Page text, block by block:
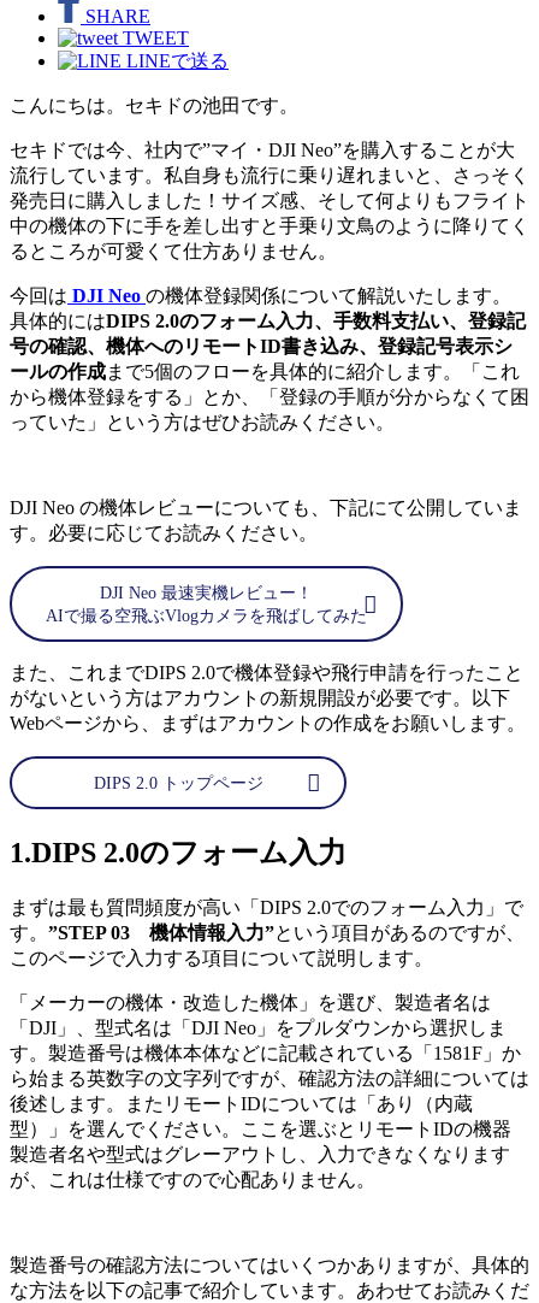
SHARE
TWEET
LINEで送る
こんにちは。セキドの池田です。
セキドでは今、社内で”マイ・DJI Neo”を購入することが大
流行しています。私自身も流行に乗り遅れまいと、さっそく
発売日に購入しました！サイズ感、そして何よりもフライト
中の機体の下に手を差し出すと手乗り文鳥のように降りてく
るところが可愛くて仕方ありません。
今回は DJI Neo の機体登録関係について解説いたします。
具体的にはDIPS 2.0のフォーム入力、手数料支払い、登録記
号の確認、機体へのリモートID書き込み、登録記号表示シ
ールの作成まで5個のフローを具体的に紹介します。「これ
から機体登録をする」とか、「登録の手順が分からなくて困
っていた」という方はぜひお読みください。
DJI Neo の機体レビューについても、下記にて公開していま
す。必要に応じてお読みください。
DJI Neo 最速実機レビュー！
AIで撮る空飛ぶVlogカメラを飛ばしてみた
また、これまでDIPS 2.0で機体登録や飛行申請を行ったこと
がないという方はアカウントの新規開設が必要です。以下
Webページから、まずはアカウントの作成をお願いします。
DIPS 2.0 トップページ
1.DIPS 2.0のフォーム入力
まずは最も質問頻度が高い「DIPS 2.0でのフォーム入力」で
す。 ”STEP 03 機体情報入力”という項目があるのですが、
このページで入力する項目について説明します。
「メーカーの機体・改造した機体」を選び、製造者名は
「DJI」、型式名は「DJI Neo」をプルダウンから選択しま
す。製造番号は機体本体などに記載されている「1581F」か
ら始まる英数字の文字列ですが、確認方法の詳細については
後述します。またリモートIDについては「あり（内蔵
型）」を選んでください。ここを選ぶとリモートIDの機器
製造者名や型式はグレーアウトし、入力できなくなります
が、これは仕様ですので心配ありません。
製造番号の確認方法についてはいくつかありますが、具体的
な方法を以下の記事で紹介しています。あわせてお読みくだ